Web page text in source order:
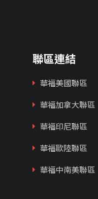
聯區連結
華福美國聯區
華福加拿大聯區
華福印尼聯區
華福歐陸聯區
華福中南美聯區